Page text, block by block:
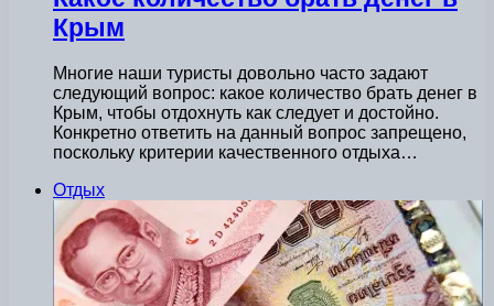
Крым
Многие наши туристы довольно часто задают
следующий вопрос: какое количество брать денег в
Крым, чтобы отдохнуть как следует и достойно.
Конкретно ответить на данный вопрос запрещено,
поскольку критерии качественного отдыха…
Отдых